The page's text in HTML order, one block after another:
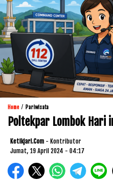
Home / Pariwisata
Poltekpar Lombok Hari
Ketikjari.com - Kontributor
Jumat, 19 April 2024 - 04:17